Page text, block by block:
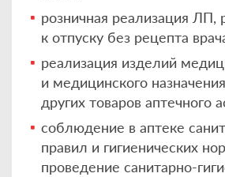
розничная реализация ЛП,
к отпуску без рецепта
реализация изделий
и медицинского
других товаров аптечного
соблюдение в аптеке
правил и гигиенических
проведение санитарно-